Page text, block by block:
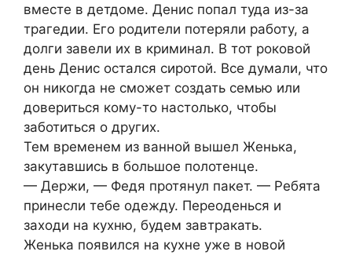
вместе в детдоме. Денис попал туда из-за
трагедии. Его родители потеряли работу, а
долги завели их в криминал. В тот роковой
день Денис остался сиротой. Все думали, что
он никогда не сможет создать семью или
довериться кому-то настолько, чтобы
заботиться о других.
Тем временем из ванной вышел Женька,
закутавшись в большое полотенце.
— Держи, — Федя протянул пакет. — Ребята
принесли тебе одежду. Переоденься и
заходи на кухню, будем завтракать.
Женька появился на кухне уже в новой